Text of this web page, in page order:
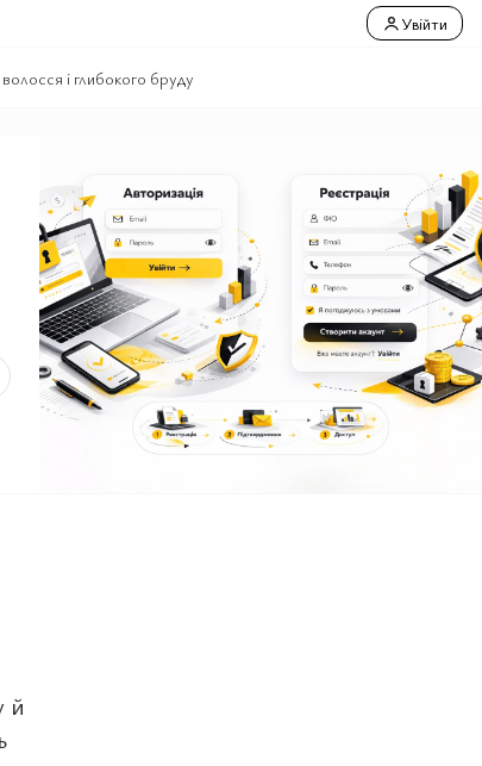
Увійти
і глибокого бруду
й